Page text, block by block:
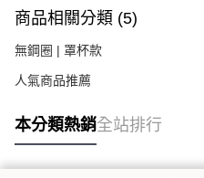
商品相關分類 (5)
無鋼圈 | 罩杯款
人氣商品推薦
本分類熱銷全站排行